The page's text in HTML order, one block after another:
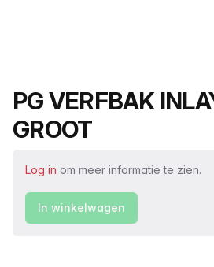
Productnaam
PG VERFBAK
GROOT
Log in om meer informatie te zien.
In winkelwagen